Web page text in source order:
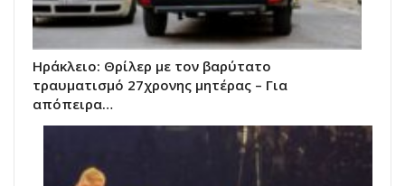
Ηράκλειο: Θρίλερ με τον βαρύτατο
τραυματισμό 27χρονης μητέρας – Για
απόπειρα…